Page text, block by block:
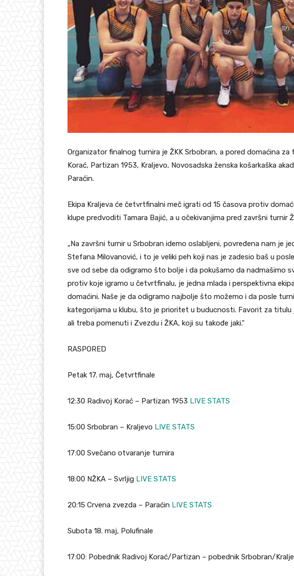
Organizator finalnog turnira je ŽKK Srbobran, a pored domaćina
Korać, Partizan 1953, Kraljevo, Novosadska ženska košarkaška
Paraćin.
Ekipa Kraljeva će četvrtfinalni meč igrati od 15 časova protiv
klupe predvoditi Tamara Bajić, a u očekivanjima pred završni turnir
„Na završni turnir u Srbobran idemo oslabljeni, povređena nam je
Stefana Milovanović, i to je veliki peh koji nas je zadesio baš u
sve od sebe da odigramo što bolje i da pokušamo da nadmašimo
protiv koje igramo u četvrtfinalu, je jedna mlada i perspektivna
domaćini. Naše je da odigramo najbolje što možemo i da posle
kategorijama u klubu, što je prioritet u buducnosti. Favorit za titulu
ali treba pomenuti i Zvezdu i ŽKA, koji su takođe jaki.“
RASPORED
Petak 17. maj, Četvrtfinale
12:30 Radivoj Korać – Partizan 1953 LIVE STATS
15:00 Srbobran – Kraljevo LIVE STATS
17:00 Svečano otvaranje turnira
18:00 NŽKA – Svrljig LIVE STATS
20:15 Crvena zvezda – Paraćin LIVE STATS
Subota 18. maj, Polufinale
17:00: Pobednik Radivoj Korać/Partizan – pobednik Srbobran/